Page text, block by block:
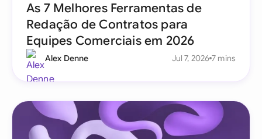
As 7 Melhores Ferramentas de
Redação de Contratos para
Equipes Comerciais em 2026
Alex Denne Jul 7, 2026 7 mins